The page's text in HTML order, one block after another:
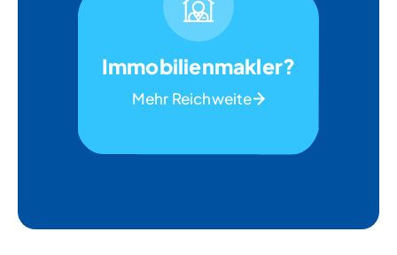
Immobilienmakler?
Mehr Reichweite